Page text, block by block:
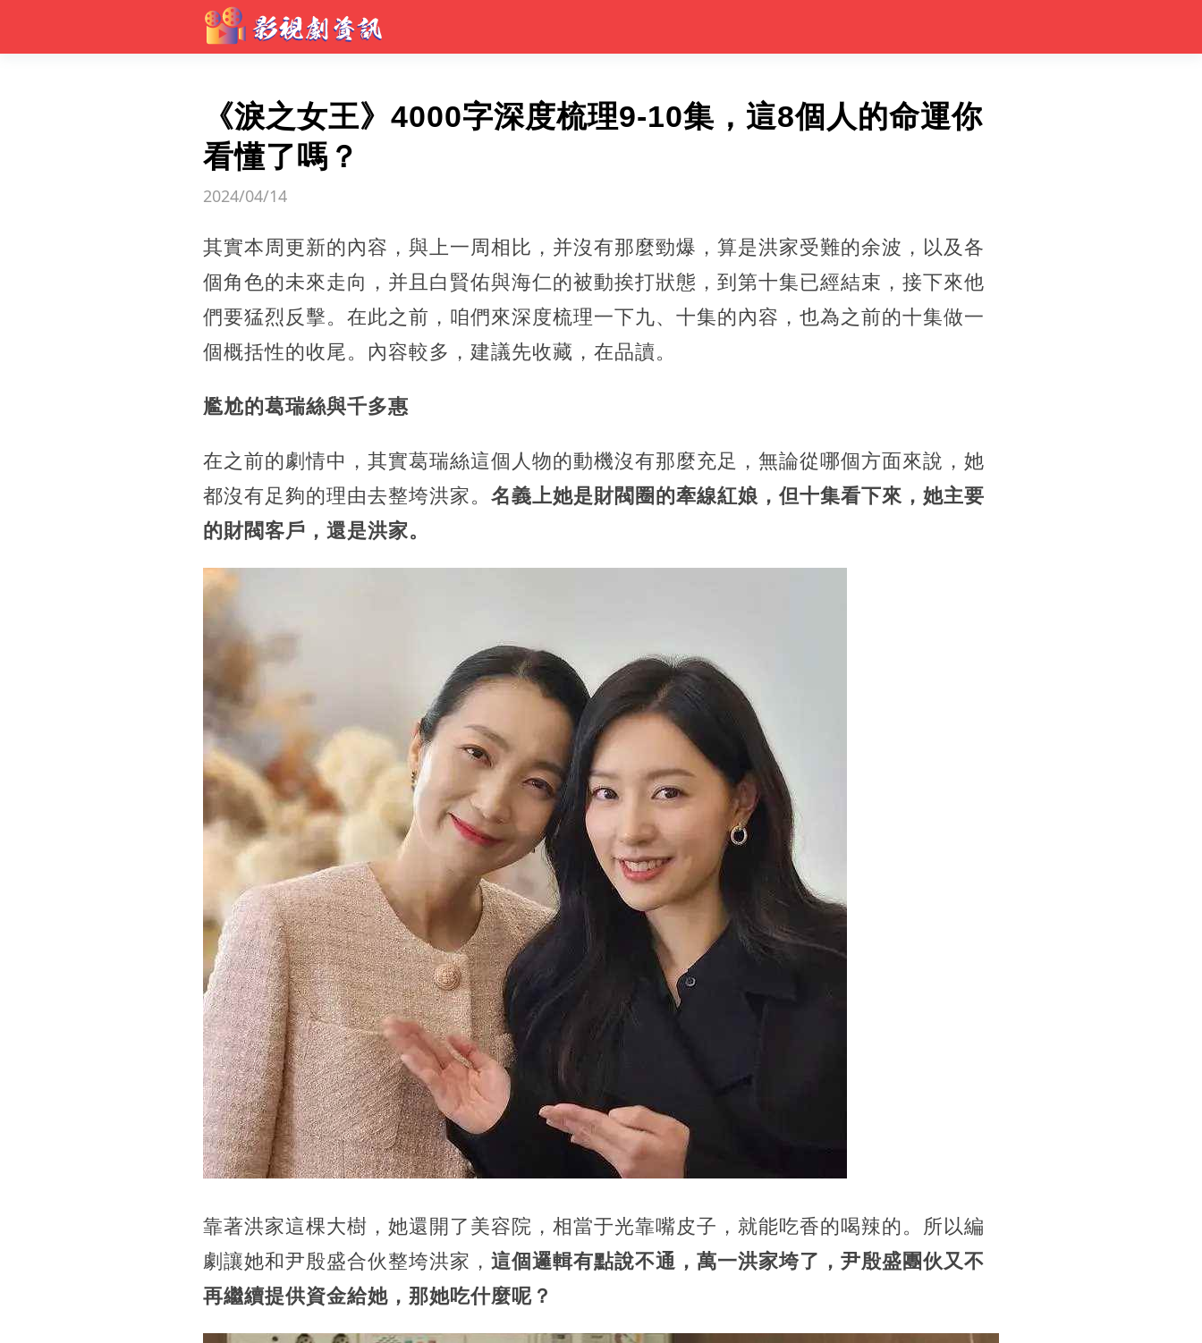
《淚之女王》4000字深度梳理9-10集，這8個人的命運你
看懂了嗎？
2024/04/14
其實本周更新的內容，與上一周相比，并沒有那麼勁爆，算是洪家受難的余波，以及各
個角色的未來走向，并且白賢佑與海仁的被動挨打狀態，到第十集已經結束，接下來他
們要猛烈反擊。在此之前，咱們來深度梳理一下九、十集的內容，也為之前的十集做一
個概括性的收尾。內容較多，建議先收藏，在品讀。
尷尬的葛瑞絲與千多惠
在之前的劇情中，其實葛瑞絲這個人物的動機沒有那麼充足，無論從哪個方面來說，她
都沒有足夠的理由去整垮洪家。 名義上她是財閥圈的牽線紅娘，但十集看下來，她主要
的財閥客戶，還是洪家。
靠著洪家這棵大樹，她還開了美容院，相當于光靠嘴皮子，就能吃香的喝辣的。所以編
劇讓她和尹殷盛合伙整垮洪家， 這個邏輯有點說不通，萬一洪家垮了，尹殷盛團伙又不
再繼續提供資金給她，那她吃什麼呢？